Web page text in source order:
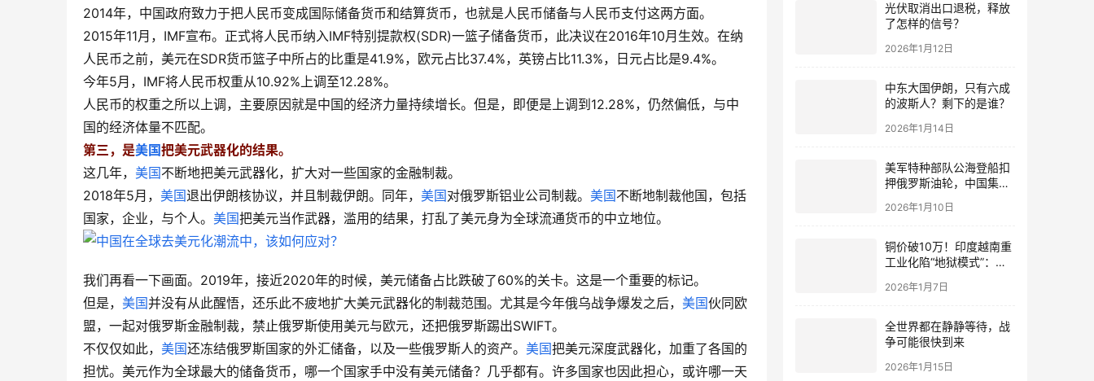
2014年，中国政府致力于把人民币变成国际储备货币和结算货币，也就是人民币储备与人民币支付这两方面。
2015年11月，IMF宣布。正式将人民币纳入IMF特别提款权(SDR)一篮子储备货币，此决议在2016年10月生效。在纳
人民币之前，美元在SDR货币篮子中所占的比重是41.9%，欧元占比37.4%，英镑占比11.3%，日元占比是9.4%。
今年5月，IMF将人民币权重从10.92%上调至12.28%。
人民币的权重之所以上调，主要原因就是中国的经济力量持续增长。但是，即便是上调到12.28%，仍然偏低，与中
国的经济体量不匹配。
第三，是美国把美元武器化的结果。
这几年， 美国不断地把美元武器化，扩大对一些国家的金融制裁。
2018年5月， 美国退出伊朗核协议，并且制裁伊朗。同年， 美国对俄罗斯铝业公司制裁。 美国不断地制裁他国，包括
国家，企业，与个人。 美国把美元当作武器，滥用的结果，打乱了美元身为全球流通货币的中立地位。
我们再看一下画面。2019年，接近2020年的时候，美元储备占比跌破了60%的关卡。这是一个重要的标记。
但是， 美国并没有从此醒悟，还乐此不疲地扩大美元武器化的制裁范围。尤其是今年俄乌战争爆发之后， 美国伙同欧
盟，一起对俄罗斯金融制裁，禁止俄罗斯使用美元与欧元，还把俄罗斯踢出SWIFT。
不仅仅如此， 美国还冻结俄罗斯国家的外汇储备，以及一些俄罗斯人的资产。 美国把美元深度武器化，加重了各国的
担忧。美元作为全球最大的储备货币，哪一个国家手中没有美元储备？几乎都有。许多国家也因此担心，或许哪一天
光伏取消出口退税，释放
了怎样的信号？
2026年1月12日
中东大国伊朗，只有六成
的波斯人？剩下的是谁？
2026年1月14日
美军特种部队公海登船扣
押俄罗斯油轮，中国集装
2026年1月10日
铜价破10万！印度越南重
工业化陷“地狱模式”：中
再也复刻不了
2026年1月7日
全世界都在静静等待，战
争可能很快到来
2026年1月15日